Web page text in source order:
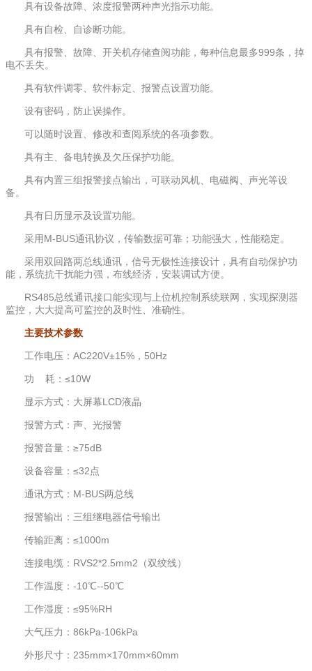
具有设备故障、浓度报警两种声光指示功能。
具有自检、自诊断功能。
具有报警、故障、开关机存储查阅功能，每种信息最多999条，掉
电不丢失。
具有软件调零、软件标定、报警点设置功能。
设有密码，防止误操作。
可以随时设置、修改和查阅系统的各项参数。
具有主、备电转换及欠压保护功能。
具有内置三组报警接点输出，可联动风机、电磁阀、声光等设
备。
具有日历显示及设置功能。
采用M-BUS通讯协议，传输数据可靠；功能强大，性能稳定。
采用双回路两总线通讯，信号无极性连接设计，具有自动保护功
能，系统抗干扰能力强，布线经济，安装调试方便。
RS485总线通讯接口能实现与上位机控制系统联网，实现探测器
监控，大大提高可监控的及时性、准确性。
主要技术参数
工作电压：AC220V±15%，50Hz
功 耗：≤10W
显示方式：大屏幕LCD液晶
报警方式：声、光报警
报警音量：≥75dB
设备容量：≤32点
通讯方式：M-BUS两总线
报警输出：三组继电器信号输出
传输距离：≤1000m
连接电缆：RVS2*2.5mm2（双绞线）
工作温度：-10℃--50℃
工作湿度：≤95%RH
大气压力：86kPa-106kPa
外形尺寸：235mm×170mm×60mm